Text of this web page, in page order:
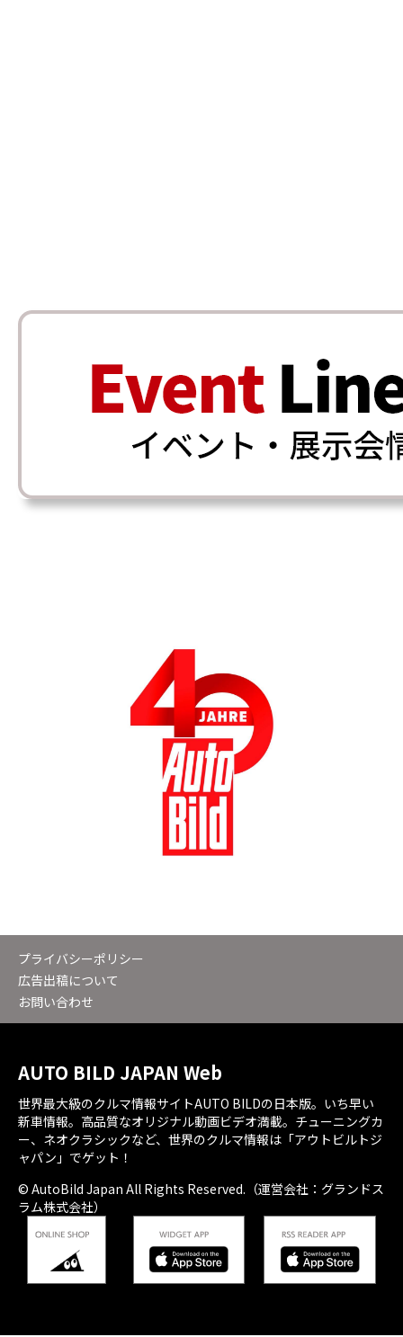
プライバシーポリシー
広告出稿について
お問い合わせ
AUTO BILD JAPAN Web
世界最大級のクルマ情報サイトAUTO BILDの日本版。いち早い
新車情報。高品質なオリジナル動画ビデオ満載。チューニングカ
ー、ネオクラシックなど、世界のクルマ情報は「アウトビルトジ
ャパン」でゲット！
© AutoBild Japan All Rights Reserved.（運営会社：グランドス
ラム株式会社）